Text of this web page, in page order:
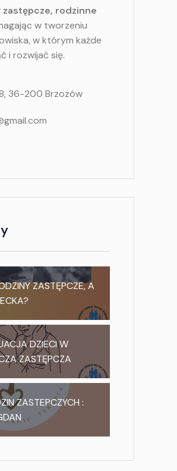
zastępcze, rodzinne
w tworzeniu
w którym każde
i rozwijać się.
36-200 Brzozów
ZASTĘPCZE, A
DZIECI W
ZASTĘPCZA
ZASTEPCZYCH :